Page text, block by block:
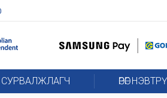
ӨРӨГ